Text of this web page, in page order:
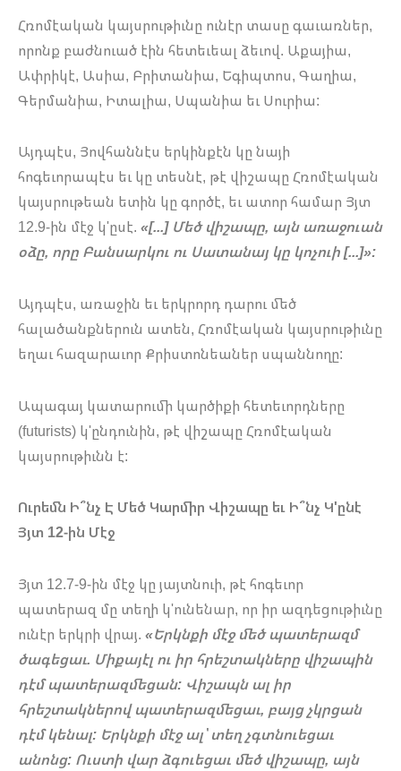
Հռոմէական կայսրութիւնը ունէր տասը գաւառներ,
որոնք բաժնուած էին հետեւեալ ձեւով. Աքայիա,
Ափրիկէ, Ասիա, Բրիտանիա, Եգիպտոս, Գաղիա,
Գերմանիա, Իտալիա, Սպանիա եւ Սուրիա:
Այդպէս, Յովհաննէս երկինքէն կը նայի
հոգեւորապէս եւ կը տեսնէ, թէ վիշապը Հռոմէական
կայսրութեան ետին կը գործէ, եւ ատոր համար Յյտ
12.9-ին մէջ կ'ըսէ. «[...] Մեծ վիշապը, այն առաջուան
օձը, որը Բանսարկու ու Սատանայ կը կոչուի [...]»:
Այդպէս, առաջին եւ երկրորդ դարու մեծ
հալածանքներուն ատեն, Հռոմէական կայսրութիւնը
եղաւ հազարաւոր Քրիստոնեաներ սպաննողը:
Ապագայ կատարումի կարծիքի հետեւորդները
(futurists) կ'ընդունին, թէ վիշապը Հռոմէական
կայսրութիւնն է:
Ուրեմն Ի՞նչ Է Մեծ Կարմիր Վիշապը եւ Ի՞նչ Կ'ընէ
Յյտ 12-ին Մէջ
Յյտ 12.7-9-ին մէջ կը յայտնուի, թէ հոգեւոր
պատերազ մը տեղի կ'ունենար, որ իր ազդեցութիւնը
ունէր երկրի վրայ. «Երկնքի մէջ մեծ պատերազմ
ծագեցաւ. Միքայէլ ու իր հրեշտակները վիշապին
դէմ պատերազմեցան: Վիշապն ալ իր
հրեշտակներով պատերազմեցաւ, բայց չկրցան
դէմ կենալ: Երկնքի մէջ ալ՝ տեղ չգտնուեցաւ
անոնց: Ուստի վար ձգուեցաւ մեծ վիշապը, այն